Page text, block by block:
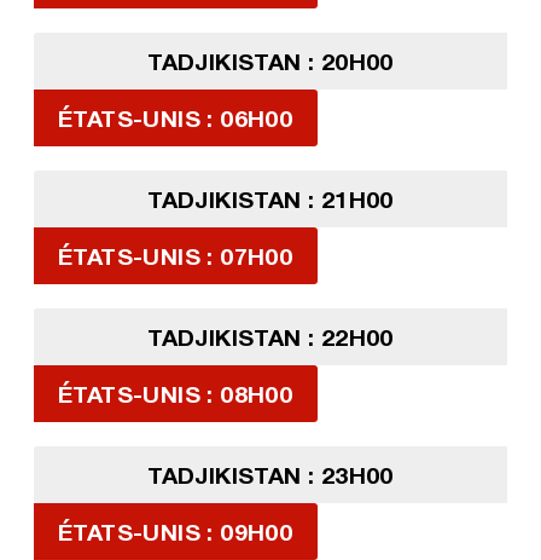
TADJIKISTAN : 20H00
ÉTATS-UNIS : 06H00
TADJIKISTAN : 21H00
ÉTATS-UNIS : 07H00
TADJIKISTAN : 22H00
ÉTATS-UNIS : 08H00
TADJIKISTAN : 23H00
ÉTATS-UNIS : 09H00